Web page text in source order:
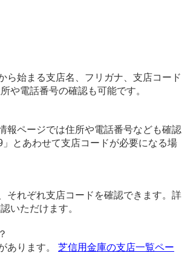
ら始まる支店名、フリガナ、支店コード
や電話番号の確認も可能です。
報ページでは住所や電話番号なども確認
とあわせて支店コードが必要になる場
それぞれ支店コードを確認できます。詳
いただけます。
あります。芝信用金庫の支店一覧ペー